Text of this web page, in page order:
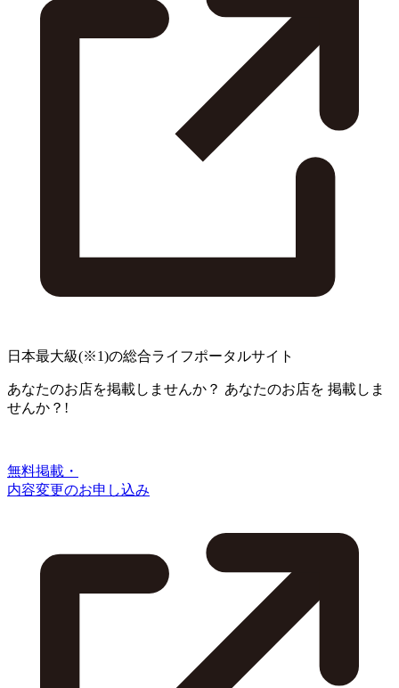
日本最大級(※1)の総合ライフポータルサイト
あなたのお店を掲載しませんか？ あなたのお店を 掲載しま
せんか？!
無料掲載・
内容変更のお申し込み